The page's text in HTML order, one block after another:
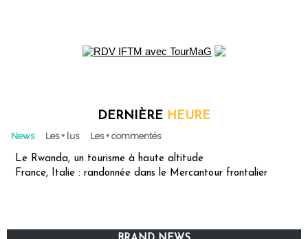
DERNIÈRE HEURE
News Les + lus Les + commentés
Le Rwanda, un tourisme à haute altitude
France, Italie : randonnée dans le Mercantour frontalier